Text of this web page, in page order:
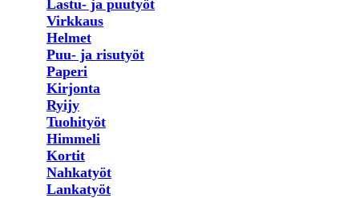
Lastu- ja puutyöt
Virkkaus
Helmet
Puu- ja risutyöt
Paperi
Kirjonta
Ryijy
Tuohityöt
Himmeli
Kortit
Nahkatyöt
Lankatyöt